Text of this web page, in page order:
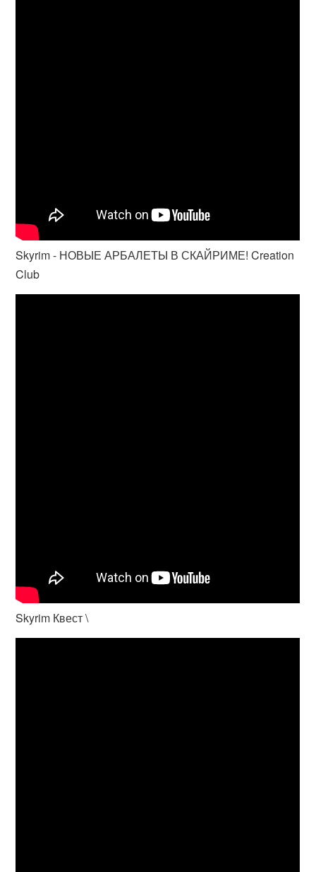
Skyrim - НОВЫЕ АРБАЛЕТЫ В СКАЙРИМЕ! Creation
Club
Skyrim Квест \